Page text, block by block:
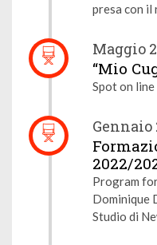
presa con il
Maggio
“Mio
Spot on
Gennaio
2022/
Program
Dominique
Studio di